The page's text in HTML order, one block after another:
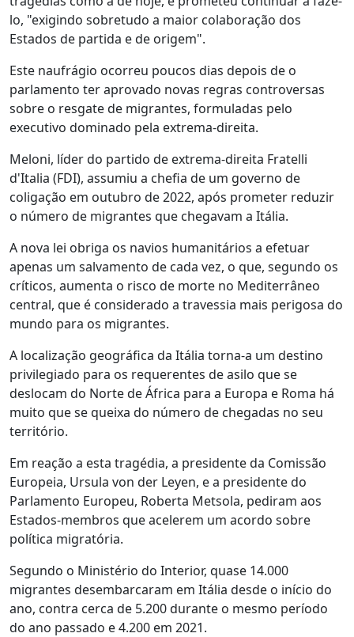
lo, "exigindo sobretudo a maior colaboração dos
Estados de partida e de origem".
Este naufrágio ocorreu poucos dias depois de o
parlamento ter aprovado novas regras controversas
sobre o resgate de migrantes, formuladas pelo
executivo dominado pela extrema-direita.
Meloni, líder do partido de extrema-direita Fratelli
d'Italia (FDI), assumiu a chefia de um governo de
coligação em outubro de 2022, após prometer reduzir
o número de migrantes que chegavam a Itália.
A nova lei obriga os navios humanitários a efetuar
apenas um salvamento de cada vez, o que, segundo os
críticos, aumenta o risco de morte no Mediterrâneo
central, que é considerado a travessia mais perigosa do
mundo para os migrantes.
A localização geográfica da Itália torna-a um destino
privilegiado para os requerentes de asilo que se
deslocam do Norte de África para a Europa e Roma há
muito que se queixa do número de chegadas no seu
território.
Em reação a esta tragédia, a presidente da Comissão
Europeia, Ursula von der Leyen, e a presidente do
Parlamento Europeu, Roberta Metsola, pediram aos
Estados-membros que acelerem um acordo sobre
política migratória.
Segundo o Ministério do Interior, quase 14.000
migrantes desembarcaram em Itália desde o início do
ano, contra cerca de 5.200 durante o mesmo período
do ano passado e 4.200 em 2021.